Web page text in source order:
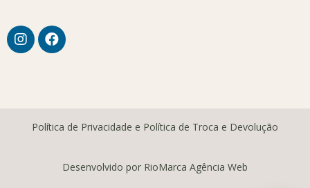
Política de Privacidade e Política de Troca e Devolução
Desenvolvido por RioMarca Agência Web